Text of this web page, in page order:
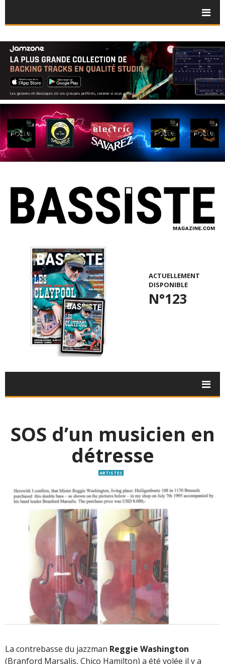
ACTUELLEMENT
DISPONIBLE
N°123
SOS d’un musicien en
détresse
ARTISTES
La contrebasse du jazzman Reggie Washington
(Branford Marsalis, Chico Hamilton) a été volée il y a